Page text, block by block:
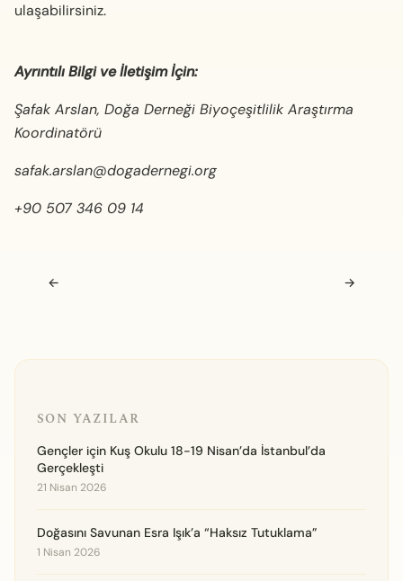
ulaşabilirsiniz.
Ayrıntılı Bilgi ve İletişim İçin:
Şafak Arslan, Doğa Derneği Biyoçeşitlilik Araştırma
Koordinatörü
safak.arslan@dogadernegi.org
+90 507 346 09 14
Navigasyon sonrası
← →
SON YAZILAR
Gençler için Kuş Okulu 18-19 Nisan’da İstanbul’da
Gerçekleşti
21 Nisan 2026
Doğasını Savunan Esra Işık’a “Haksız Tutuklama”
1 Nisan 2026